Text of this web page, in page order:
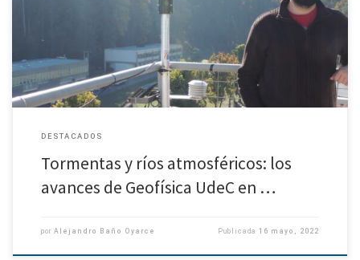
ubicado en la azotea de la Facultad de Ciencias Físicas y Matemáticas.
Entre otros usos, los datos obtenidos por el ORA […]
DESTACADOS
Tormentas y ríos atmosféricos: los
avances de Geofísica UdeC en …
por Alejandro Baño Oyarce Publicada16 mayo, 2022